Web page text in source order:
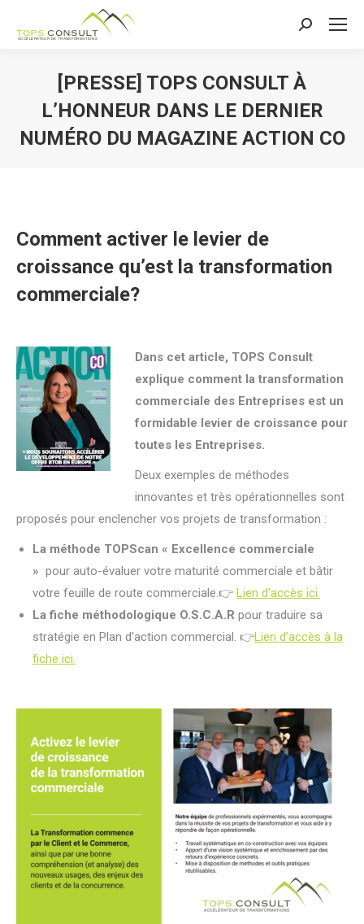
Recherche
[PRESSE] TOPS CONSULT À
L’HONNEUR DANS LE DERNIER
NUMÉRO DU MAGAZINE ACTION CO
Comment activer le levier de
croissance qu’est la transformation
commerciale?
Dans cet article, TOPS Consult
explique comment la transformation
commerciale des Entreprises est un
formidable levier de croissance pour
toutes les Entreprises.
Deux exemples de méthodes
innovantes et très opérationnelles sont
proposés pour enclencher vos projets de transformation :
La méthode TOPScan « Excellence commerciale
» pour auto-évaluer votre maturité commerciale et bâtir
votre feuille de route commerciale.👉 Lien d’accès ici.
La fiche méthodologique O.S.C.A.R pour traduire sa
stratégie en Plan d’action commercial. 👉Lien d’accès à la
fiche ici.